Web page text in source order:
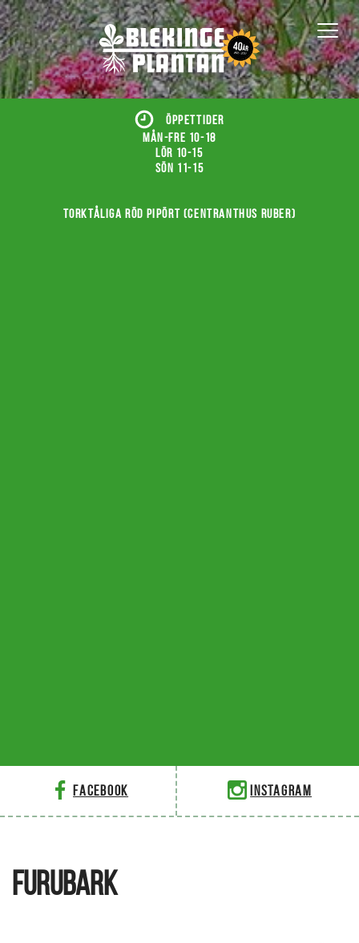
ÖPPETTIDER
Mån-fre 10-18
Lör 10-15
Sön 11-15
Torktåliga röd pipört (Centranthus ruber)
Facebook Instagram
FURUBARK